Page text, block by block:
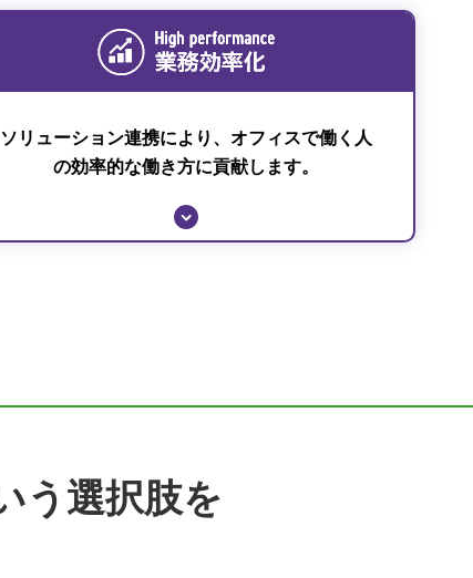
ソリューション連携により、オフィスで働く人
の効率的な働き方に貢献します。
う選択肢を